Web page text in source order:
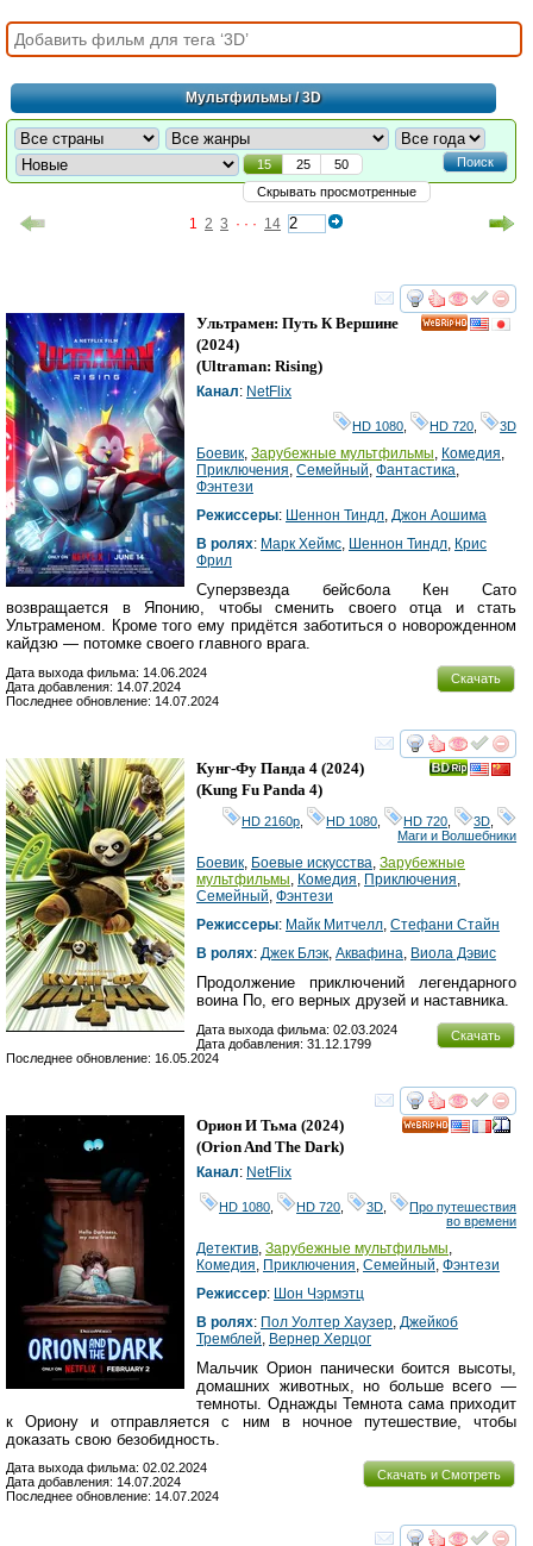
Мультфильмы/ 3D
Поиск
15 25
50
Скрывать просмотренные
1 2 3 · · · 14
смотреть
Ультрамен: Путь К Вершине
(2024)
(Ultraman: Rising)
Канал: NetFlix
HD 1080 HD 720 3D
Боевик, Зарубежные мультфильмы, Комедия,
Приключения, Семейный, Фантастика,
Фэнтези
Режиссеры: Шеннон Тиндл, Джон Аошима
В ролях: Марк Хеймс, Шеннон Тиндл, Крис
Фрил
Суперзвезда бейсбола Кен Сато
возвращается в Японию, чтобы сменить своего отца и стать
Ультраменом. Кроме того ему придётся заботиться о новорожденном
кайдзю — потомке своего главного врага.
Скачать
Дата выхода фильма: 14.06.2024
Дата добавления: 14.07.2024
Последнее обновление: 14.07.2024
смотреть
Кунг-Фу Панда 4 (2024)
(Kung Fu Panda 4)
HD 2160р HD 1080 HD 720 3D
Маги и Волшебники
Боевик Боевые искусства Зарубежные
мультфильмы Комедия Приключения
Семейный Фэнтези
Режиссеры: Майк Митчелл Стефани Стайн
В ролях: Джек Блэк Аквафина Виола Дэвис
Продолжение приключений легендарного
воина По, его верных друзей и наставника.
Скачать
Дата выхода фильма: 02.03.2024
Дата добавления: 31.12.1799
Последнее обновление: 16.05.2024
смотреть
Орион И Тьма (2024)
(Orion And The Dark)
Канал: NetFlix
HD 1080 HD 720 3D
Про путешествия
во времени
Детектив Зарубежные мультфильмы
Комедия Приключения Семейный Фэнтези
Режиссер: Шон Чэрмэтц
В ролях: Пол Уолтер Хаузер Джейкоб
Тремблей Вернер Херцог
Мальчик Орион панически боится высоты,
домашних животных, но больше всего —
темноты. Однажды Темнота сама приходит
к Ориону и отправляется с ним в ночное путешествие, чтобы
доказать свою безобидность.
Скачать и Смотреть
Дата выхода фильма: 02.02.2024
Дата добавления: 14.07.2024
Последнее обновление: 14.07.2024